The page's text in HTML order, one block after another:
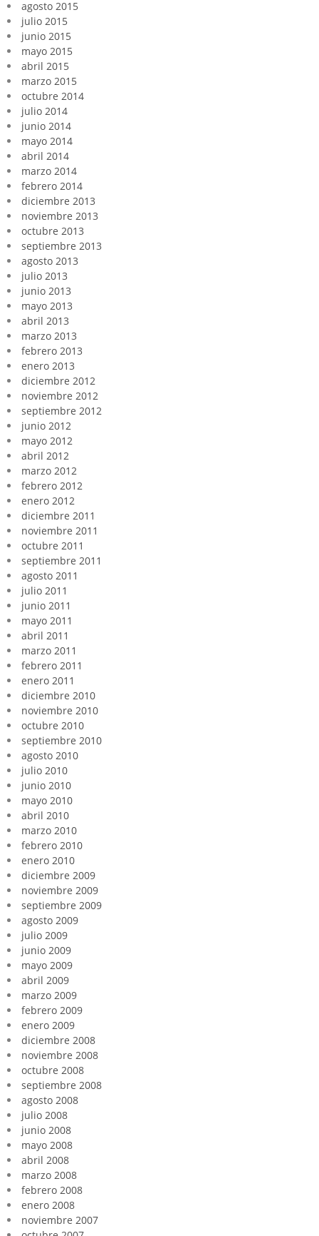
agosto 2015
julio 2015
junio 2015
mayo 2015
abril 2015
marzo 2015
octubre 2014
julio 2014
junio 2014
mayo 2014
abril 2014
marzo 2014
febrero 2014
diciembre 2013
noviembre 2013
octubre 2013
septiembre 2013
agosto 2013
julio 2013
junio 2013
mayo 2013
abril 2013
marzo 2013
febrero 2013
enero 2013
diciembre 2012
noviembre 2012
septiembre 2012
junio 2012
mayo 2012
abril 2012
marzo 2012
febrero 2012
enero 2012
diciembre 2011
noviembre 2011
octubre 2011
septiembre 2011
agosto 2011
julio 2011
junio 2011
mayo 2011
abril 2011
marzo 2011
febrero 2011
enero 2011
diciembre 2010
noviembre 2010
octubre 2010
septiembre 2010
agosto 2010
julio 2010
junio 2010
mayo 2010
abril 2010
marzo 2010
febrero 2010
enero 2010
diciembre 2009
noviembre 2009
septiembre 2009
agosto 2009
julio 2009
junio 2009
mayo 2009
abril 2009
marzo 2009
febrero 2009
enero 2009
diciembre 2008
noviembre 2008
octubre 2008
septiembre 2008
agosto 2008
julio 2008
junio 2008
mayo 2008
abril 2008
marzo 2008
febrero 2008
enero 2008
noviembre 2007